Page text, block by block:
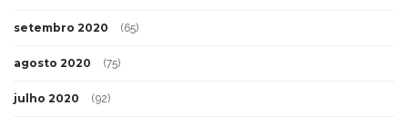
setembro 2020 (65)
agosto 2020 (75)
julho 2020 (92)